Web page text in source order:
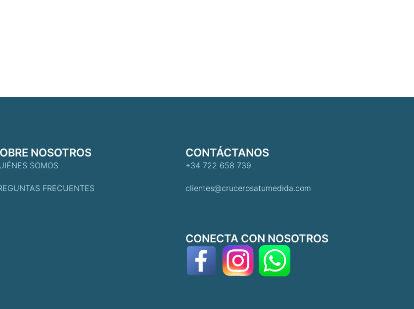
NOSOTROS
SOMOS
FRECUENTES
CONTÁCTANOS
+34 722 658 739
clientes@crucerosatumedida.com
CONECTA CON NOSOTROS